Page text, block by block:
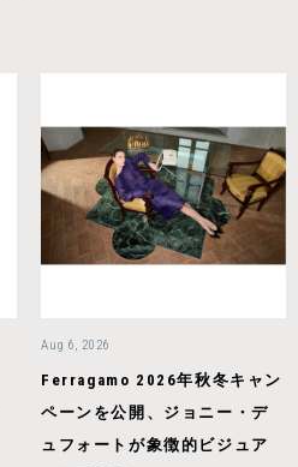
Aug 6, 2026
Ferragamo 2026年秋冬キャン
ペーンを公開、ジョニー・デ
ュフォートが象徴的ビジュア